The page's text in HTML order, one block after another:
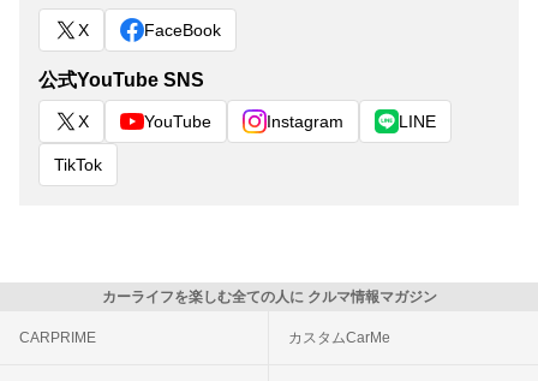
X FaceBook
公式YouTube SNS
X YouTube Instagram LINE
TikTok
カーライフを楽しむ全ての人に クルマ情報マガジン
CARPRIME カスタムCarMe